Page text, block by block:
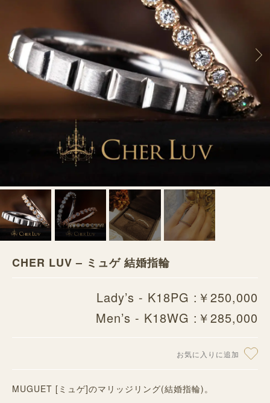
CHER LUV – ミュゲ 結婚指輪
Lady’s - K18PG :￥250,000
Men’s - K18WG :￥285,000
お気に入りに追加
MUGUET [ミュゲ]のマリッジリング(結婚指輪)。